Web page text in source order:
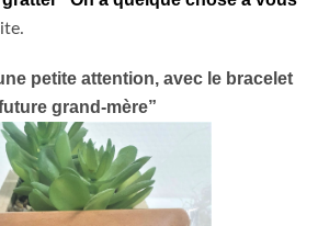
petite attention, avec le bracelet
grand-mère”